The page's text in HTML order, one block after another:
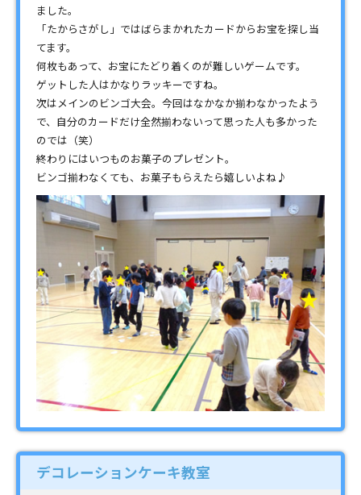
ました。
「たからさがし」ではばらまかれたカードからお宝を探し当
てます。
何枚もあって、お宝にたどり着くのが難しいゲームです。
ゲットした人はかなりラッキーですね。
次はメインのビンゴ大会。今回はなかなか揃わなかったよう
で、自分のカードだけ全然揃わないって思った人も多かった
のでは（笑）
終わりにはいつものお菓子のプレゼント。
ビンゴ揃わなくても、お菓子もらえたら嬉しいよね♪
デコレーションケーキ教室